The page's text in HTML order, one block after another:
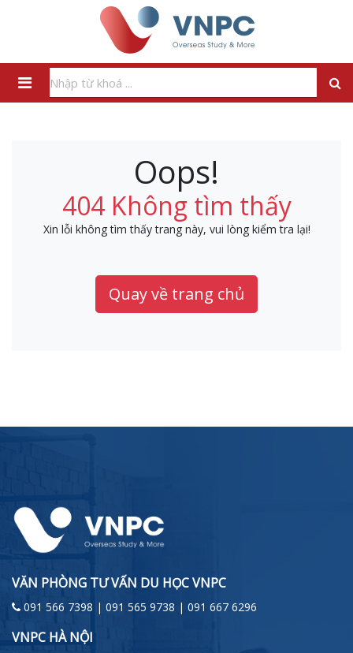
Oops!
404 Không tìm thấy
Xin lỗi không tìm thấy trang này, vui lòng kiểm tra lại!
Quay về trang chủ
VĂN PHÒNG TƯ VẤN DU HỌC VNPC
091 566 7398 | 091 565 9738 | 091 667 6296
VNPC HÀ NỘI